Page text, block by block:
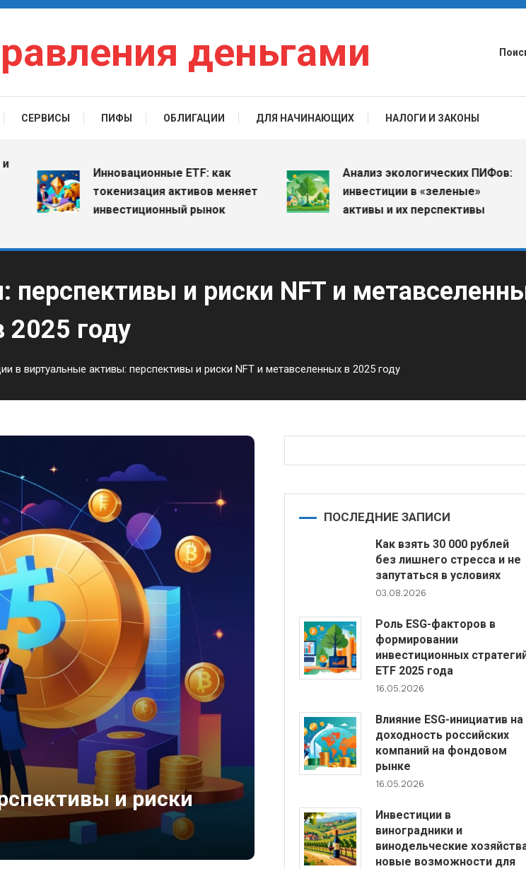
деньгами
СЕРВИСЫ ПИФЫ ОБЛИГАЦИИ ДЛЯ НАЧИНАЮЩИХ НАЛОГИ И ЗАКОНЫ
Инновационные ETF: как
токенизация активов меняет
инвестиционный рынок
Анализ экологических ПИФов:
инвестиции в «зеленые»
активы и их перспективы
и риски NFT и
2025 году
в виртуальные активы: перспективы и риски NFT и метавселенных в 2025 году
и риски
ПОСЛЕДНИЕ ЗАПИСИ
Как взять 30 000 рублей
без лишнего стресса и не
запутаться в условиях
03.08.2026
Роль ESG-факторов в
формировании
инвестиционных
ETF 2025 года
16.05.2026
Влияние ESG-инициатив на
доходность российских
компаний на фондовом
рынке
16.05.2026
Инвестиции в
виноградники и
винодельческие
новые возможности для